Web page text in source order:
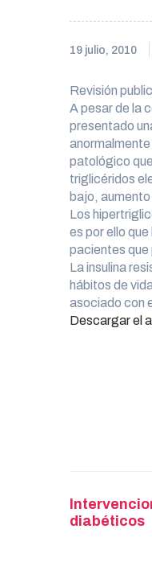
19 julio, 2010
Revisión
A pesar de la
presentado
patológico
triglicéridos
bajo,
Los
es por ello
pacientes que
La insulina
hábitos de
asociado con
Descargar el
Post
diabéticos